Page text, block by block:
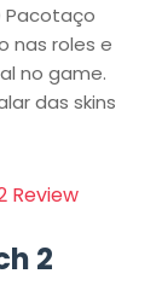
Pacotaço
nas roles e
no game.
das skins
Review
2